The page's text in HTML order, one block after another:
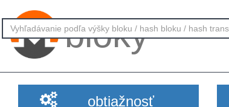
bloky
obtiažnosť